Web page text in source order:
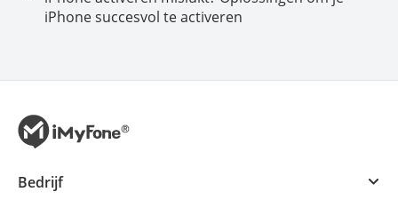
iPhone succesvol te activeren
Bedrijf